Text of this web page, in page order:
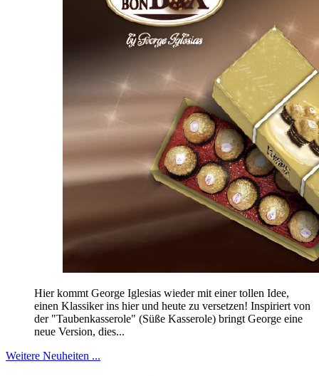
Hier kommt George Iglesias wieder mit einer tollen Idee,
einen Klassiker ins hier und heute zu versetzen! Inspiriert von
der "Taubenkasserole" (Süße Kasserole) bringt George eine
neue Version, dies...
Weitere Neuheiten ...